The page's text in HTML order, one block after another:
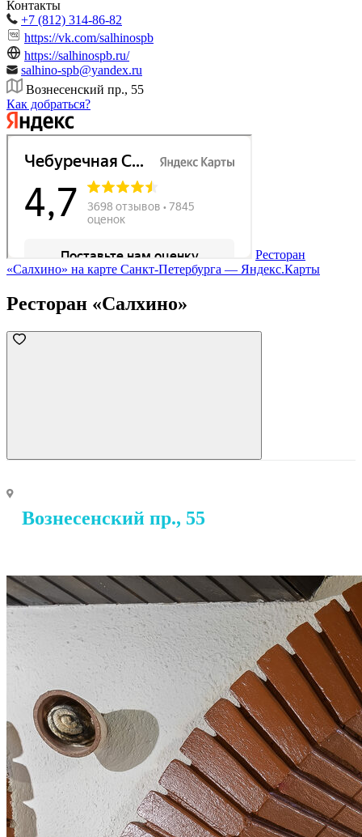
Контакты
+7 (812) 314-86-82
https://vk.com/salhinospb
https://salhinospb.ru/
salhino-spb@yandex.ru
Вознесенский пр., 55
Как добраться?
Ресторан
«Салхино» на карте Санкт‑Петербурга — Яндекс.Карты
Ресторан «Салхино»
Вознесенский пр., 55